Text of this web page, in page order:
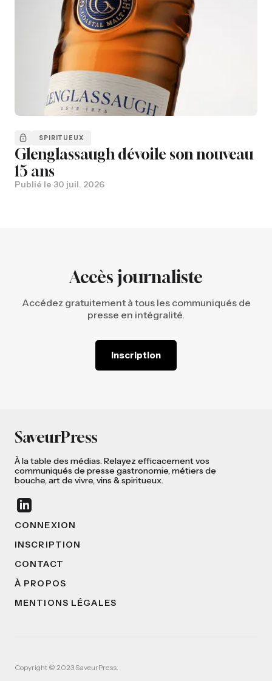
SPIRITUEUX
Glenglassaugh dévoile son nouveau
15 ans
Publié le 30 juil. 2026
Accès journaliste
Accédez gratuitement à tous les communiqués de
presse en intégralité.
Inscription
SaveurPress
À la table des médias. Relayez efficacement vos
communiqués de presse gastronomie, métiers de
bouche, art de vivre, vins & spiritueux.
CONNEXION
INSCRIPTION
CONTACT
À PROPOS
MENTIONS LÉGALES
Copyright © 2023 SaveurPress.